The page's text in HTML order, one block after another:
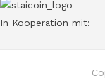
In Kooperation mit: